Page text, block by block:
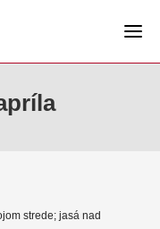
strede; jasá nad